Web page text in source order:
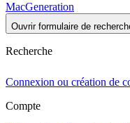
MacGeneration
Ouvrir formulaire de
Recherche
Connexion ou création de
Compte